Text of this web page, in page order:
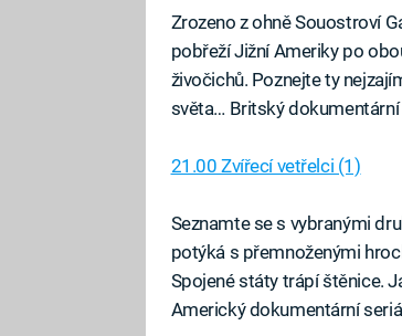
Zrozeno z ohně Souostroví
pobřeží Jižní Ameriky po
živočichů. Poznejte ty
světa… Britský
21.00 Zvířecí vetřelci (1)
Seznamte se s vybranými
potýká s přemnoženými
Spojené státy trápí štěnice.
Americký dokumentární